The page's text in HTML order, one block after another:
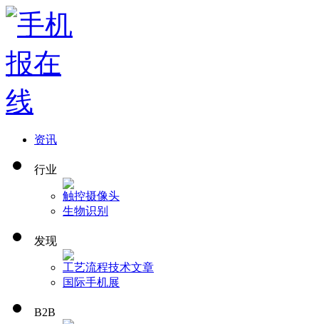
资讯
行业
触控摄像头
生物识别
发现
工艺流程技术文章
国际手机展
B2B